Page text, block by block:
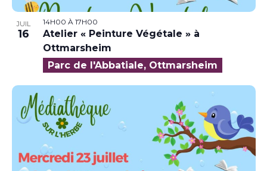
JUIL
16
14H00 À 17H00
Atelier « Peinture Végétale » à
Ottmarsheim
Parc de l'Abbatiale, Ottmarsheim